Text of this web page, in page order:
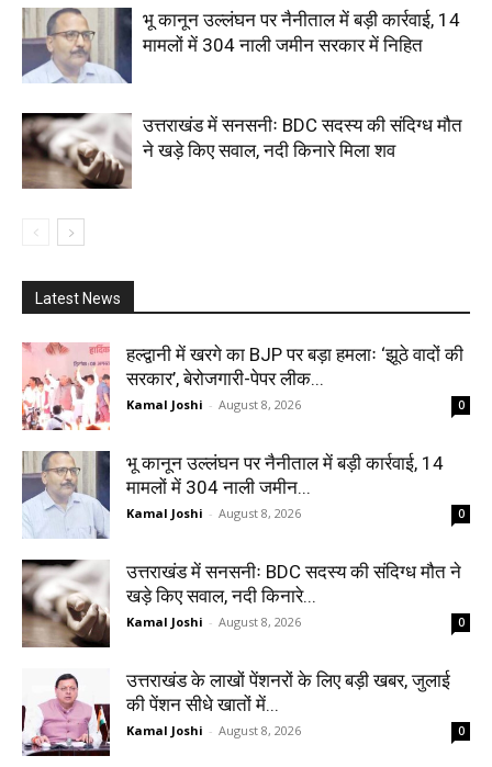
भू कानून उल्लंघन पर नैनीताल में बड़ी कार्रवाई, 14
मामलों में 304 नाली जमीन सरकार में निहित
उत्तराखंड में सनसनीः BDC सदस्य की संदिग्ध मौत
ने खड़े किए सवाल, नदी किनारे मिला शव
Latest News
हल्द्वानी में खरगे का BJP पर बड़ा हमलाः ‘झूठे वादों की
सरकार’, बेरोजगारी-पेपर लीक...
Kamal Joshi - August 8, 2026 0
भू कानून उल्लंघन पर नैनीताल में बड़ी कार्रवाई, 14
मामलों में 304 नाली जमीन...
Kamal Joshi - August 8, 2026 0
उत्तराखंड में सनसनीः BDC सदस्य की संदिग्ध मौत ने
खड़े किए सवाल, नदी किनारे...
Kamal Joshi - August 8, 2026 0
उत्तराखंड के लाखों पेंशनरों के लिए बड़ी खबर, जुलाई
की पेंशन सीधे खातों में...
Kamal Joshi - August 8, 2026 0